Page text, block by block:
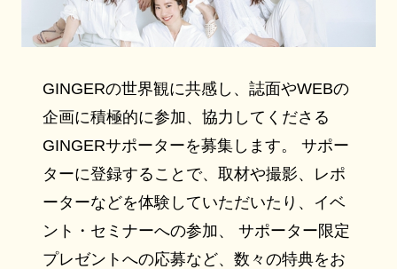
GINGERの世界観に共感し、誌面やWEBの
企画に積極的に参加、協力してくださる
GINGERサポーターを募集します。 サポー
ターに登録することで、取材や撮影、レポ
ーターなどを体験していただいたり、イベ
ント・セミナーへの参加、 サポーター限定
プレゼントへの応募など、数々の特典をお